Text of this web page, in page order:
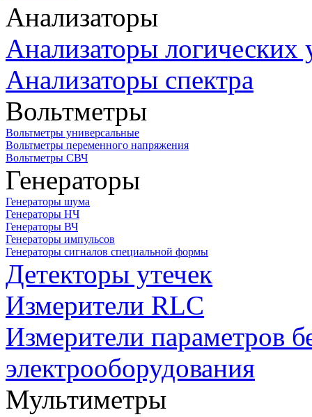
Анализаторы
Анализаторы логических
Анализаторы спектра
Вольтметры
Вольтметры универсальные
Вольтметры переменного напряжения
Вольтметры СВЧ
Генераторы
Генераторы шума
Генераторы НЧ
Генераторы ВЧ
Генераторы импульсов
Генераторы сигналов специальной формы
Детекторы утечек
Измерители RLC
Измерители параметров
электрооборудования
Мультиметры